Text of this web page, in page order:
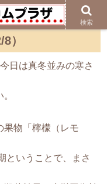
）
日は真冬並みの寒さ
果物「檸檬（レモ
ということで、まさ
検索